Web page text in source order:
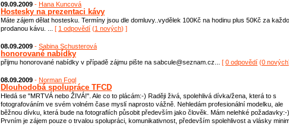
09.09.2009 - Hana Kuncová
Hostesky na prezentaci kávy
Máte zájem dělat hostesku. Termíny jsou dle domluvy..vydělek 100Kč na hodinu plus 50Kč za
prodanou kávu. ... [ 1 odpovědí (1 nových) ]
08.09.2009 - Sabina Schusterová
honorované nabídky
přijmu honorované nabídky v případě zájmu pište na sabcule@seznam.cz... [ 0 odpovědí (0 nových
08.09.2009 - Norman Fogl
Dlouhodobá spolupráce TFCD
Hledá se "MRTVÁ nebo ŽIVÁ!". Ale co to plácám:-) Raději živá, spolehlivá dívka/žena, která to s
fotografováním ve svém volném čase myslí naprosto vážně. Nehledám profesionální modelku, ale
běžnou dívku, která bude na fotografiích působit především jako člověk. Mám nelehké požadavky:-)
Prvním je zájem pouze o trvalou spolupráci, komunikativnost, především spolehlivost a vlásky